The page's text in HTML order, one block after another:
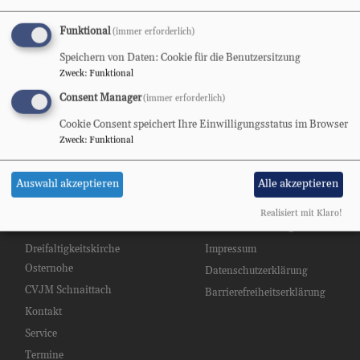
CVJM_Gruppen
Hauptnavigation
Dreifaltigkeitskirche
Osternohe
CVJM Schnaittach
Kontakt
Service
Termine
Fußbereichsmenü
Impressum
Datenschutzerklärung
Barrierefreiheitserklärung
Funktional(immer erforderlich)
Speichern von Daten: Cookie für die Benutzersitzung
Zweck: Funktional
Consent Manager(immer erforderlich)
Cookie Consent speichert Ihre Einwilligungsstatus im Browser
Zweck: Funktional
Auswahl akzeptieren Alle akzeptieren
Realisiert mit Klaro!